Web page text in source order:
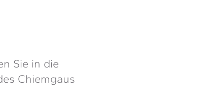
Sie in die
Chiemgaus